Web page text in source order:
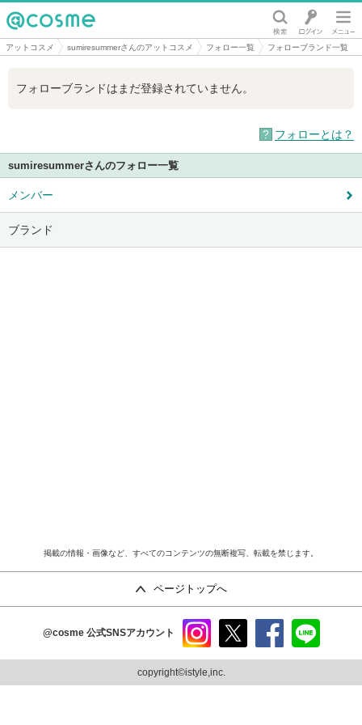
@cosme
アットコスメ sumiresummerさんのアットコスメ フォロー一覧 フォローブランド一覧
フォローブランドはまだ登録されていません。
フォローとは？
sumiresummerさんのフォロー一覧
メンバー
ブランド
掲載の情報・画像など、すべてのコンテンツの無断複写、転載を禁じます。
ページトップへ
@cosme 公式SNSアカウント
ram
copyright©istyle,inc.